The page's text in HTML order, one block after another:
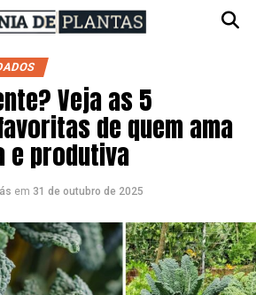
Veja as 5
de quem ama
e produtiva
em 31 de outubro de 2025